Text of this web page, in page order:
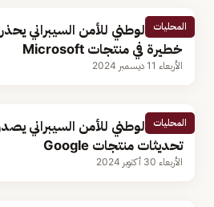
المحليات
المركز الوطني للأمن السيبراني
خطيرة في منتجات Microsoft
الأربعاء 11 ديسمبر 2024
المحليات
المركز الوطني للأمن السيبراني
تحديثات منتجات Google
الأربعاء 30 أكتوبر 2024